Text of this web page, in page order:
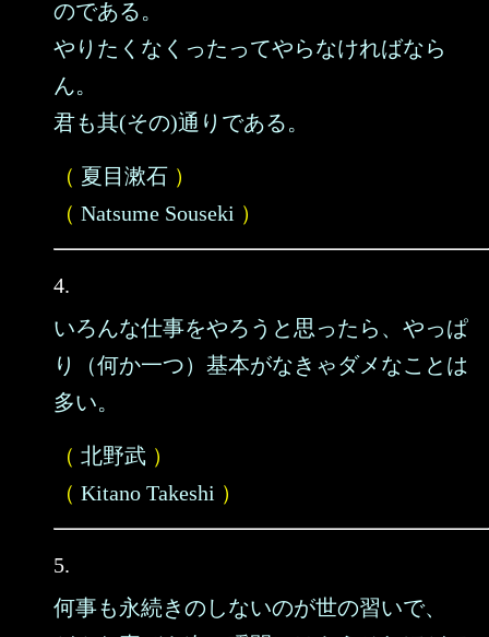
のである。
やりたくなくったってやらなければなら
ん。
君も其(その)通りである。
（ 夏目漱石 ）
（ Natsume Souseki ）
4.
いろんな仕事をやろうと思ったら、やっぱ
り（何か一つ）基本がなきゃダメなことは
多い。
（ 北野武 ）
（ Kitano Takeshi ）
5.
何事も永続きのしないのが世の習いで、